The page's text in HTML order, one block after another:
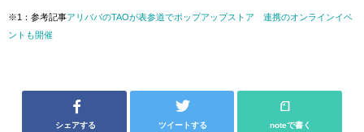
※1：参考記事アリババのTAOが表参道でポップアップストア 連携のオンラインイベ
ントも開催
シェアする ツイートする noteで書く